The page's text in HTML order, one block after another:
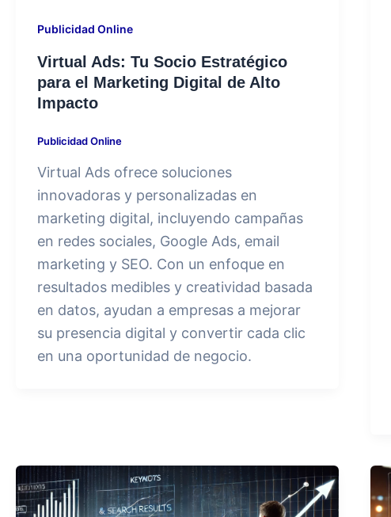
Publicidad Online
Virtual Ads: Tu Socio Estratégico
para el Marketing Digital de Alto
Impacto
Publicidad Online
Virtual Ads ofrece soluciones
innovadoras y personalizadas en
marketing digital, incluyendo campañas
en redes sociales, Google Ads, email
marketing y SEO. Con un enfoque en
resultados medibles y creatividad basada
en datos, ayudan a empresas a mejorar
su presencia digital y convertir cada clic
en una oportunidad de negocio.